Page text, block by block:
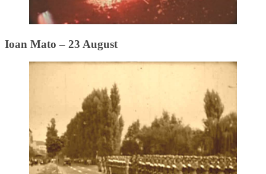
Ioan Mato – 23 August